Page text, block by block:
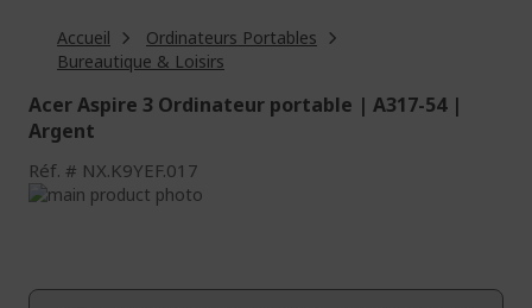
Accueil
Ordinateurs Portables
Bureautique & Loisirs
Acer Aspire 3 Ordinateur portable | A317-54 |
Argent
Réf. NX.K9YEF.017
Passer
de
de